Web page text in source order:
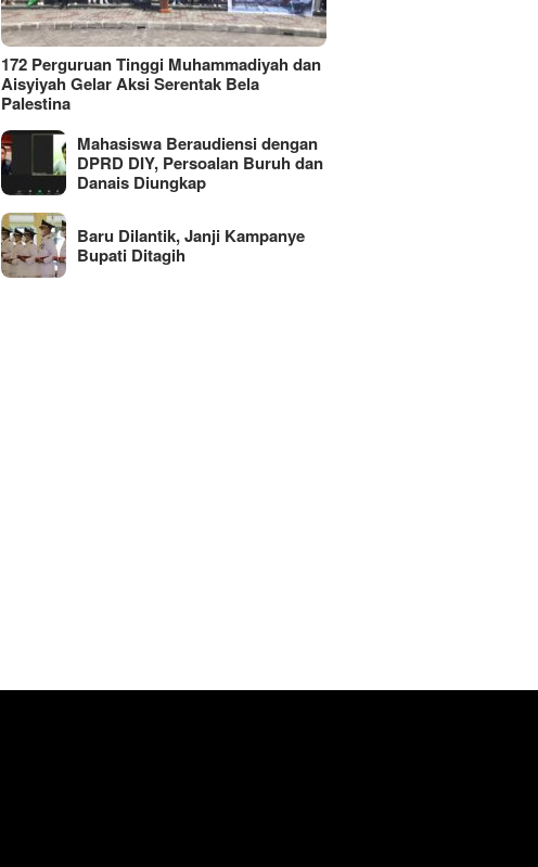
172 Perguruan Tinggi Muhammadiyah dan
Aisyiyah Gelar Aksi Serentak Bela
Palestina
Mahasiswa Beraudiensi dengan
DPRD DIY, Persoalan Buruh dan
Danais Diungkap
Baru Dilantik, Janji Kampanye
Bupati Ditagih